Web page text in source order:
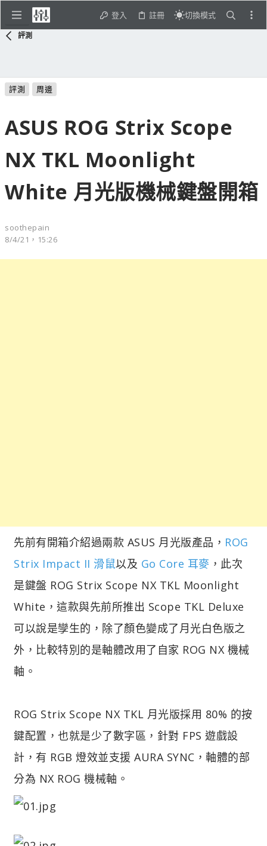
登入 註冊 切換模式
評測
評測 周邊
ASUS ROG Strix Scope
NX TKL Moonlight
White 月光版機械鍵盤開箱
soothepain
8/4/21，15:26
先前有開箱介紹過兩款 ASUS 月光版產品， ROG
Strix Impact II 滑鼠以及 Go Core 耳麥 ，此次
是鍵盤 ROG Strix Scope NX TKL Moonlight
White，這款與先前所推出 Scope TKL Deluxe
可以說是孿生的，除了顏色變成了月光白色版之
外，比較特別的是軸體改用了自家 ROG NX 機械
軸。
ROG Strix Scope NX TKL 月光版採用 80% 的按
鍵配置，也就是少了數字區，針對 FPS 遊戲設
計，有 RGB 燈效並支援 AURA SYNC，軸體的部
分為 NX ROG 機械軸。